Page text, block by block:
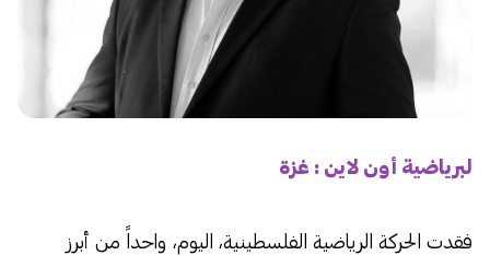
لبرياضية أون لاين : غزة
فقدت الحركة الرياضية الفلسطينية، اليوم، واحداً من أبرز